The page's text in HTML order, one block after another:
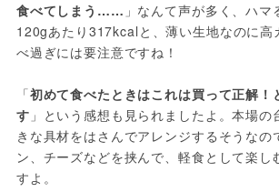
食べてしまう…… 」なんて声が多く、ハ
120gあたり317kcalと、薄い生地なのに高
べ過ぎには要注意ですね！
「初めて食べたときはこれは買って正解！
す 」という感想も見られましたよ。本場の
きな具材をはさんでアレンジするそうなの
ン、チーズなどを挟んで、軽食として楽し
すよ。